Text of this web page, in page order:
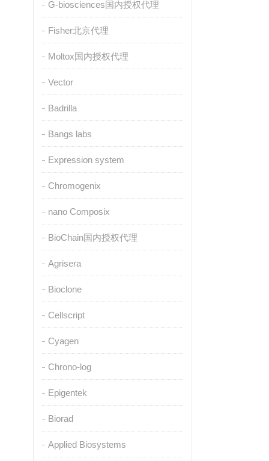
G-biosciences国内授权代理
Fisher北京代理
Moltox国内授权代理
Vector
Badrilla
Bangs labs
Expression system
Chromogenix
nano Composix
BioChain国内授权代理
Agrisera
Bioclone
Cellscript
Cyagen
Chrono-log
Epigentek
Biorad
Applied Biosystems